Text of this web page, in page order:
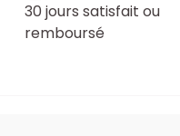
30 jours satisfait ou
remboursé